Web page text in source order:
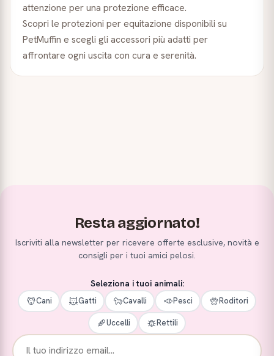
attenzione per una protezione efficace.
Scopri le protezioni per equitazione disponibili su
PetMuffin e scegli gli accessori più adatti per
affrontare ogni uscita con cura e serenità.
Resta aggiornato!
Iscriviti alla newsletter per ricevere offerte esclusive, novità e
consigli per i tuoi amici pelosi.
Seleziona i tuoi animali:
Cani Gatti Cavalli Pesci Roditori
Uccelli Rettili